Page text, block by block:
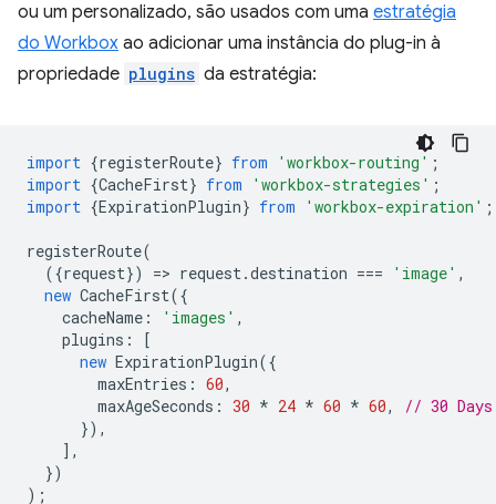
ou um personalizado, são usados com uma estratégia
do Workbox ao adicionar uma instância do plug-in à
propriedade plugins da estratégia:
import {registerRoute} from 'workbox-routing' ;
import {CacheFirst} from 'workbox-strategies' ;
import {ExpirationPlugin} from 'workbox-expiration' ;
registerRoute(
({request}) => request.destination === 'image' ,
new CacheFirst({
cacheName : 'images' ,
plugins :
[
new ExpirationPlugin({
maxEntries : 60,
maxAgeSeconds : 30 * 24 * 60 * 60,
// 30 Days
}),
],
})
);